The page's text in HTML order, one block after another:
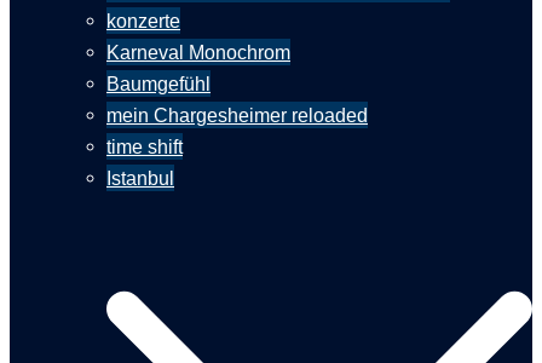
konzerte
Karneval Monochrom
Baumgefühl
mein Chargesheimer reloaded
time shift
Istanbul